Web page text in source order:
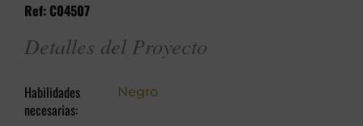
Ref: C04507
Detalles del Proyecto
Habilidades
necesarias:
Negro